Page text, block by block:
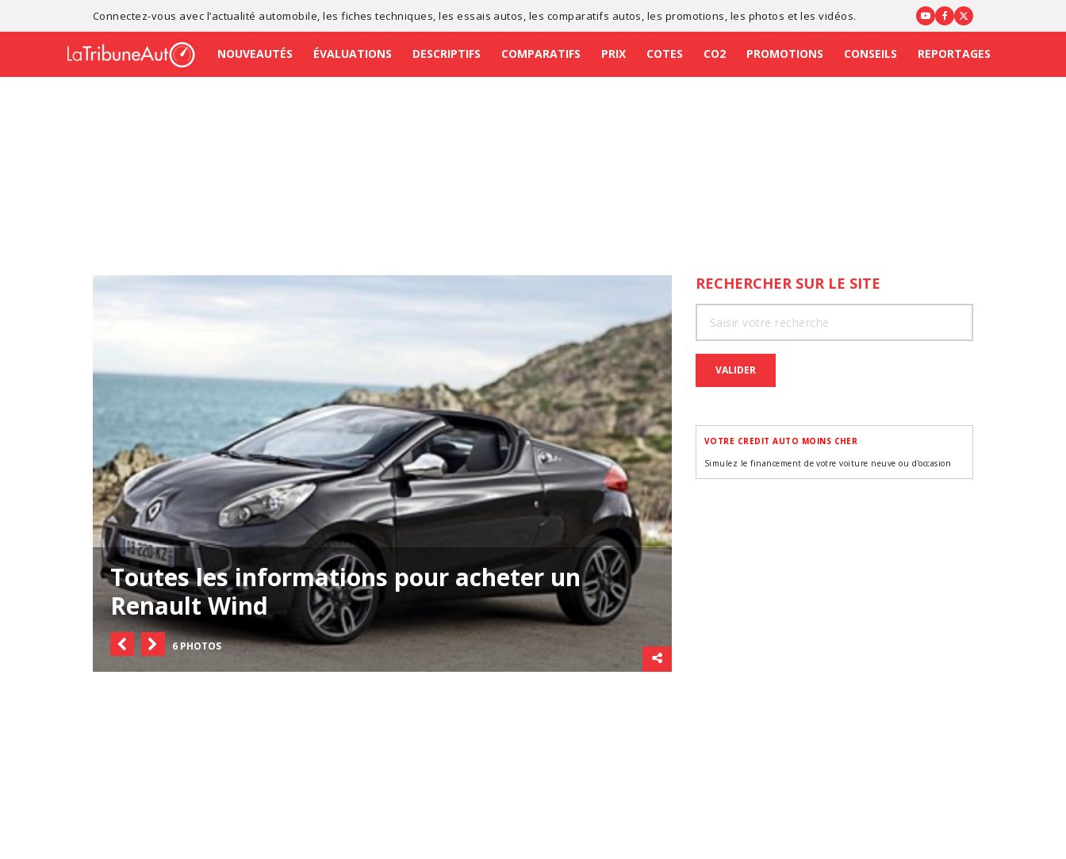
Connectez-vous avec l’actualité automobile , lesfiches techniques , lesessais autos , les comparatifs autos , les promotions , les photos et les vidéos.
NOUVEAUTÉS ÉVALUATIONS DESCRIPTIFS COMPARATIFS PRIX COTES CO2 PROMOTIONS CONSEILS REPORTAGES
Toutes les informations pour acheter un
Renault Wind
6 PHOTOS
RECHERCHER SUR LE SITE
VALIDER
VOTRE CREDIT AUTO MOINS CHER
Simulez le financement de votre voiture neuve ou d'occasion